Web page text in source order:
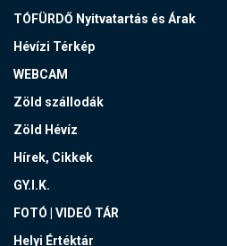
TÓFÜRDŐ Nyitvatartás és Árak
Hévízi Térkép
WEBCAM
Zöld szállodák
Zöld Hévíz
Hírek, Cikkek
GY.I.K.
FOTÓ | VIDEÓ TÁR
Helyi Értéktár